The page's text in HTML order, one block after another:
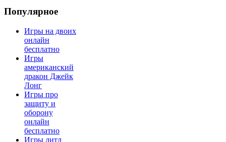
Популярное
Игры на двоих
онлайн
бесплатно
Игры
американский
дракон Джейк
Лонг
Игры про
защиту и
оборону
онлайн
бесплатно
Игры литл